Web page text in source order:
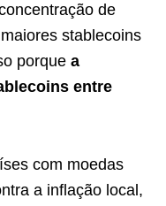
de
stablecoins
porque a
entre
com moedas
a inflação local,